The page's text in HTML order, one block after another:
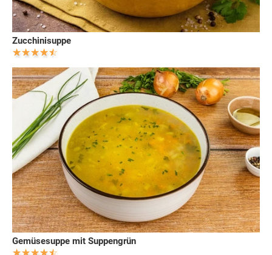
Zucchinisuppe
Gemüsesuppe mit Suppengrün